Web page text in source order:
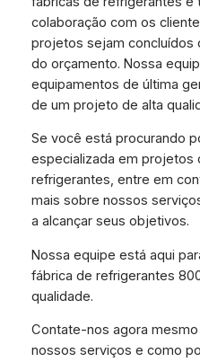
colaboração com os
projetos sejam concluídos
do orçamento. Nossa
equipamentos de última
de um projeto de alta
Se você está procurando
especializada em projetos
refrigerantes, entre em
mais sobre nossos
a alcançar seus objetivos.
Nossa equipe está aqui
fábrica de refrigerantes
qualidade.
Contate-nos agora
nossos serviços e como